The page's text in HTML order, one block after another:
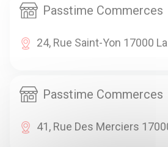
Passtime Commerces
24, Rue Saint-Yon 17000
Passtime Commerces
41, Rue Des Merciers